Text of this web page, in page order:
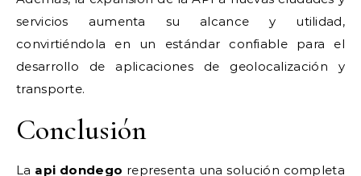
servicios aumenta su alcance y utilidad,
convirtiéndola en un estándar confiable para el
desarrollo de aplicaciones de geolocalización y
transporte.
Conclusión
La api dondego representa una solución completa